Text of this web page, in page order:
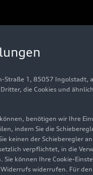
ins
Straße 1, 85057
die Cookies und
benötigen wir Ihre
indem Sie die
keinen der Schieberegler
verpflichtet, in die
Sie können Ihre Cookie-
widerrufen. Für